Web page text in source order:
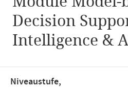
Decision
Intelligence &
Niveaustufe,